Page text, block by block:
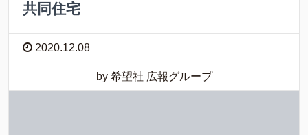
共同住宅
2020.12.08
by 希望社 広報グループ